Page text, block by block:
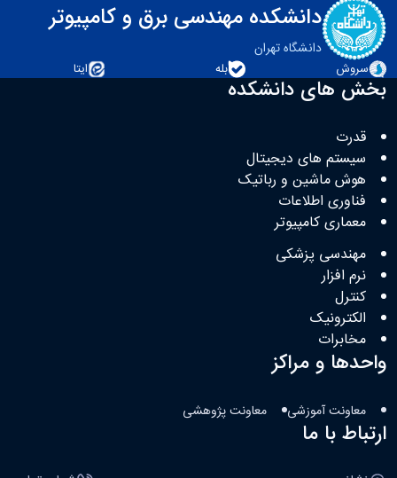
دانشکده مهندسی برق و کامپیوتر
دانشگاه تهران
سروش
بله ایتا
بخش های دانشکده
قدرت
سیستم های دیجیتال
هوش ماشین و رباتیک
فناوری اطلاعات
معماری کامپیوتر
مهندسی پزشکی
نرم افزار
کنترل
الکترونیک
مخابرات
واحدها و مراکز
معاونت آموزشی معاونت پژوهشی
ارتباط با ما